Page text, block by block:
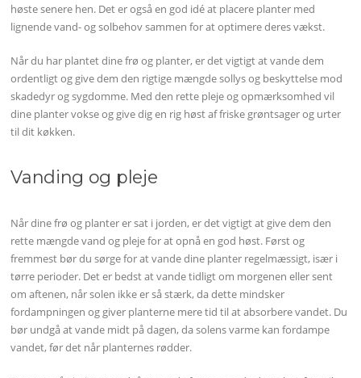
høste senere hen. Det er også en god idé at placere planter med
lignende vand- og solbehov sammen for at optimere deres vækst.
Når du har plantet dine frø og planter, er det vigtigt at vande dem
ordentligt og give dem den rigtige mængde sollys og beskyttelse mod
skadedyr og sygdomme. Med den rette pleje og opmærksomhed vil
dine planter vokse og give dig en rig høst af friske grøntsager og urter
til dit køkken.
Vanding og pleje
Når dine frø og planter er sat i jorden, er det vigtigt at give dem den
rette mængde vand og pleje for at opnå en god høst. Først og
fremmest bør du sørge for at vande dine planter regelmæssigt, især i
tørre perioder. Det er bedst at vande tidligt om morgenen eller sent
om aftenen, når solen ikke er så stærk, da dette mindsker
fordampningen og giver planterne mere tid til at absorbere vandet. Du
bør undgå at vande midt på dagen, da solens varme kan fordampe
vandet, før det når planternes rødder.